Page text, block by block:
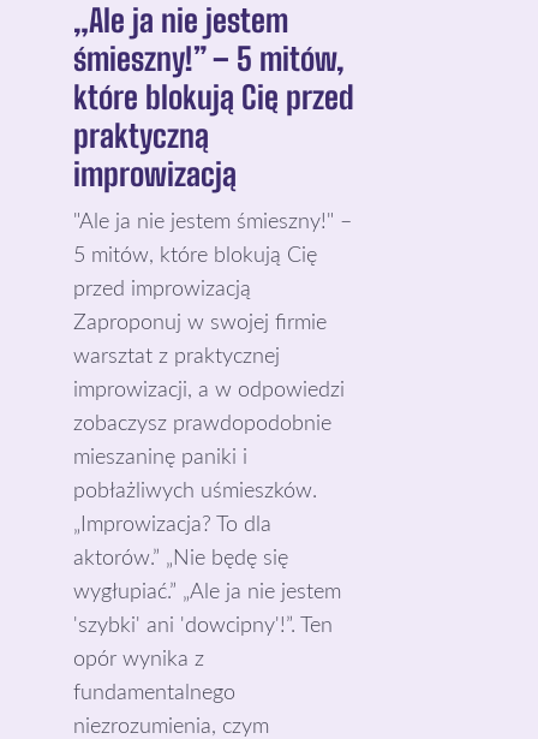
„Ale ja nie jestem
śmieszny!” – 5 mitów,
które blokują Cię przed
praktyczną
improwizacją
"Ale ja nie jestem śmieszny!" –
5 mitów, które blokują Cię
przed improwizacją
Zaproponuj w swojej firmie
warsztat z praktycznej
improwizacji, a w odpowiedzi
zobaczysz prawdopodobnie
mieszaninę paniki i
pobłażliwych uśmieszków.
„Improwizacja? To dla
aktorów.” „Nie będę się
wygłupiać.” „Ale ja nie jestem
'szybki' ani 'dowcipny'!”. Ten
opór wynika z
fundamentalnego
niezrozumienia, czym